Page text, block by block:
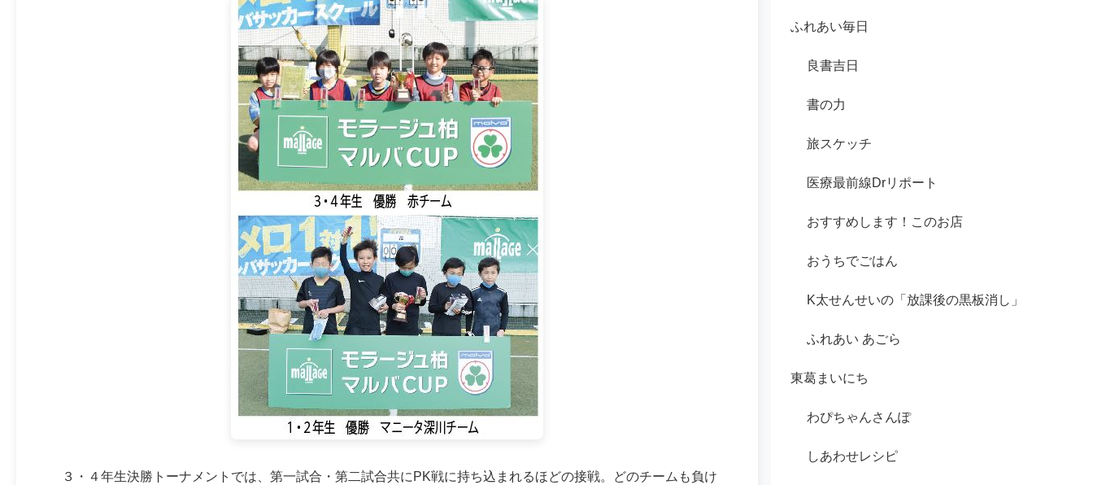
３・４年生決勝トーナメントでは、第一試合・第二試合共にPK戦に持ち込まれるほどの接戦。どのチームも負け
ふれあい毎日
良書吉日
書の力
旅スケッチ
医療最前線Drリポート
おすすめします！このお店
おうちでごはん
K太せんせいの「放課後の黒板消し」
ふれあい あごら
東葛まいにち
わぴちゃんさんぽ
しあわせレシピ